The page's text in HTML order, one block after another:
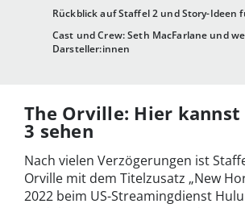
Rückblick auf Staffel 2 und Story-Ideen
Cast und Crew: Seth MacFarlane und
Darsteller:innen
The Orville: Hier
3 sehen
Nach vielen Verzögerungen ist
Orville mit dem Titelzusatz „New
2022 beim US-Streamingdienst